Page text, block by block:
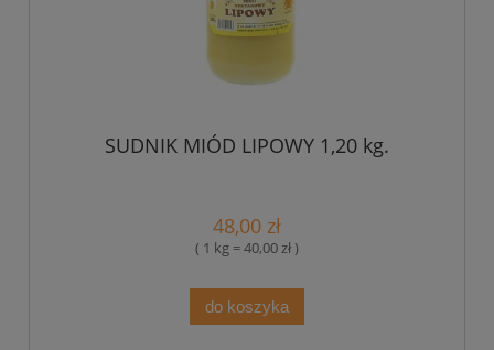
SUDNIK MIÓD LIPOWY 1,20 kg.
48,00 zł
( 1 kg = 40,00 zł )
do koszyka